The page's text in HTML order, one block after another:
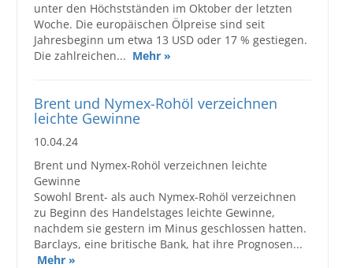
unter den Höchstständen im Oktober der letzten
Woche. Die europäischen Ölpreise sind seit
Jahresbeginn um etwa 13 USD oder 17 % gestiegen.
Die zahlreichen... Mehr »
Brent und Nymex-Rohöl verzeichnen
leichte Gewinne
10.04.24
Brent und Nymex-Rohöl verzeichnen leichte
Gewinne
Sowohl Brent- als auch Nymex-Rohöl verzeichnen
zu Beginn des Handelstages leichte Gewinne,
nachdem sie gestern im Minus geschlossen hatten.
Barclays, eine britische Bank, hat ihre Prognosen...
Mehr »